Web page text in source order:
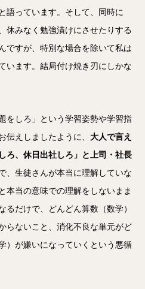
語っています。そして、同時に
休みなく勉強漬けにさせたりする
ですが、特別な場合を除いて私は
います。結局付け焼き刃にしかな
をしろ」という学習姿勢や学習指
伝えしましたように、 大人で言え
ろ、休日出社しろ」と上司・社長
、生徒さんが本当に理解していな
本当の意味での理解をしないまま
るだけで、どんどん算数（数学）
らないこと、消化不良な単元がど
）が嫌いになっていくという悪循